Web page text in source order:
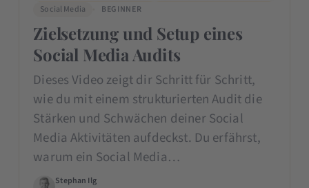
Social Media
BEGINNER
Zielsetzung und Setup eines
Social Media Audits
Dieses Video zeigt dir Schritt für Schritt,
wie du mit einem strukturierten Audit die
Stärken und Schwächen deiner Social
Media Aktivitäten aufdeckst. Du erfährst,
warum ein Social Media…
Stephan Ilg